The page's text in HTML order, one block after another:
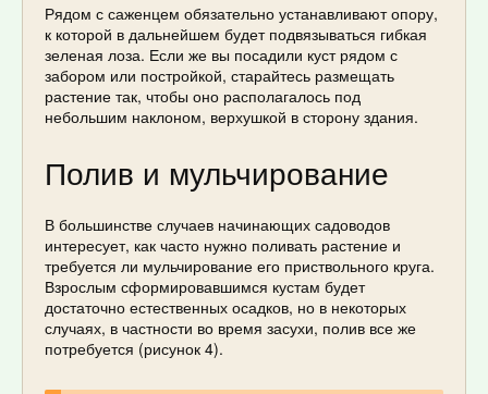
Рядом с саженцем обязательно устанавливают опору,
к которой в дальнейшем будет подвязываться гибкая
зеленая лоза. Если же вы посадили куст рядом с
забором или постройкой, старайтесь размещать
растение так, чтобы оно располагалось под
небольшим наклоном, верхушкой в сторону здания.
Полив и мульчирование
В большинстве случаев начинающих садоводов
интересует, как часто нужно поливать растение и
требуется ли мульчирование его приствольного круга.
Взрослым сформировавшимся кустам будет
достаточно естественных осадков, но в некоторых
случаях, в частности во время засухи, полив все же
потребуется (рисунок 4).